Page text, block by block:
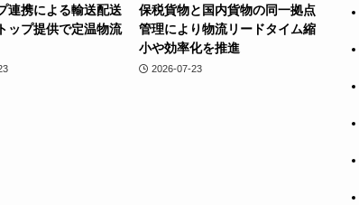
連携による輸送配送
ップ提供で定温物流
保税貨物と国内貨物の同一拠点
管理により物流リードタイム縮
小や効率化を推進
2026-07-23